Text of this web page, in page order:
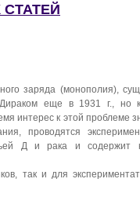
заряда (монополия),
Дираком еще в 1931 г., но
интерес к этой проблеме
проводятся
Д и рака и содержит
так и для